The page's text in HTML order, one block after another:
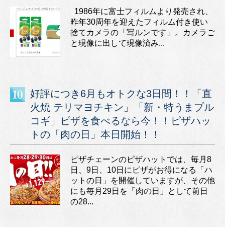
1986年に富士フィルムより発売され、
昨年30周年を迎えたフィルム付き使い
捨てカメラの「写ルンです」。カメラご
と現像に出して現像済み...
好評につき6月もオトクな3日間！！「直
火焼 テリマヨチキン」「新・特うまプル
コギ」ピザを食べるなら今！！ピザハッ
トの「肉の日」本日開始！！
ピザチェーンのピザハットでは、毎月8
日、9日、10日にピザがお得になる「ハ
ットの日」を開催していますが、その他
にも毎月29日を「肉の日」として前日
の28...